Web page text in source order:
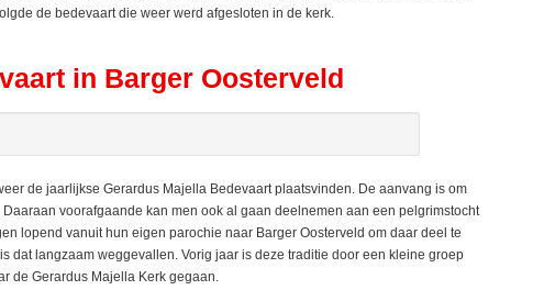
de bedevaart die weer werd afgesloten in de kerk.
in Barger Oosterveld
de jaarlijkse Gerardus Majella Bedevaart plaatsvinden. De aanvang is om
voorafgaande kan men ook al gaan deelnemen aan een pelgrimstocht
lopend vanuit hun eigen parochie naar Barger Oosterveld om daar deel te
dat langzaam weggevallen. Vorig jaar is deze traditie door een kleine groep
de Gerardus Majella Kerk gegaan.